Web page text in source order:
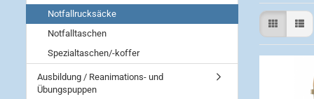
Notfallrucksäcke
Notfalltaschen
Spezialtaschen/-koffer
Ausbildung / Reanimations- und
Übungspuppen